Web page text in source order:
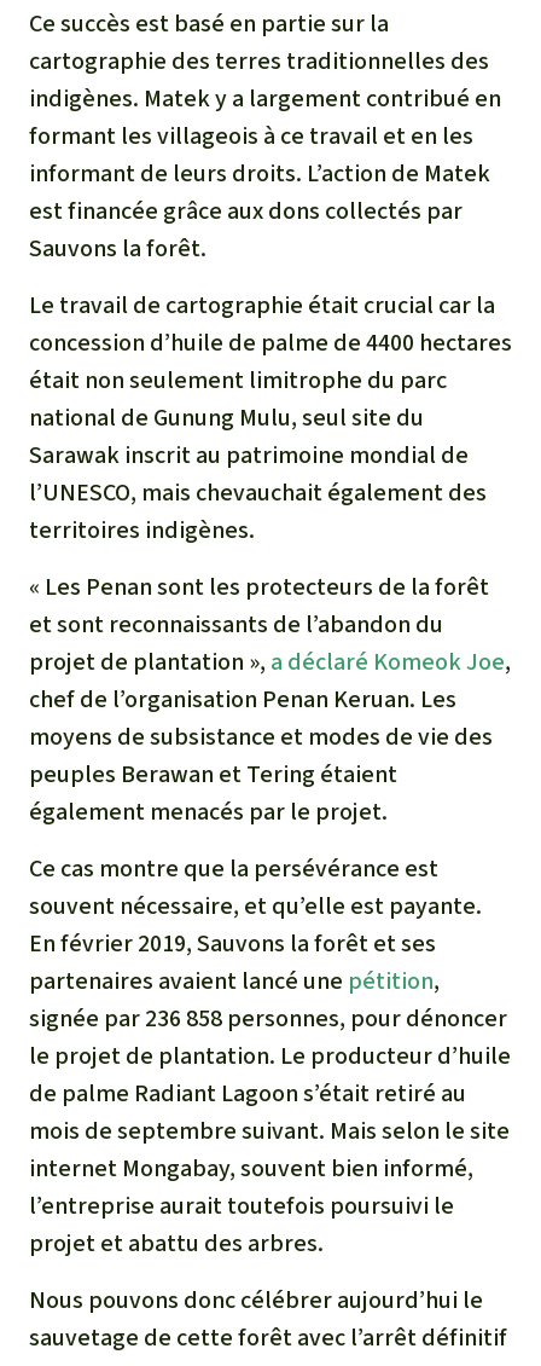
Le braconnage
Les barrages
Le ciment et le béton
Ce succès est basé en partie sur la
cartographie des terres traditionnelles des
indigènes. Matek y a largement contribué en
formant les villageois à ce travail et en les
informant de leurs droits. L’action de Matek
est financée grâce aux dons collectés par
Sauvons la forêt.
Le travail de cartographie était crucial car la
concession d’huile de palme de 4400 hectares
était non seulement limitrophe du parc
national de Gunung Mulu, seul site du
Sarawak inscrit au patrimoine mondial de
l’UNESCO, mais chevauchait également des
territoires indigènes.
« Les Penan sont les protecteurs de la forêt
et sont reconnaissants de l’abandon du
projet de plantation », a déclaré Komeok Joe,
chef de l’organisation Penan Keruan. Les
moyens de subsistance et modes de vie des
peuples Berawan et Tering étaient
également menacés par le projet.
Ce cas montre que la persévérance est
souvent nécessaire, et qu’elle est payante.
En février 2019, Sauvons la forêt et ses
partenaires avaient lancé une pétition,
signée par 236 858 personnes, pour dénoncer
le projet de plantation. Le producteur d’huile
de palme Radiant Lagoon s’était retiré au
mois de septembre suivant. Mais selon le site
internet Mongabay, souvent bien informé,
l’entreprise aurait toutefois poursuivi le
projet et abattu des arbres.
Nous pouvons donc célébrer aujourd’hui le
sauvetage de cette forêt avec l’arrêt définitif